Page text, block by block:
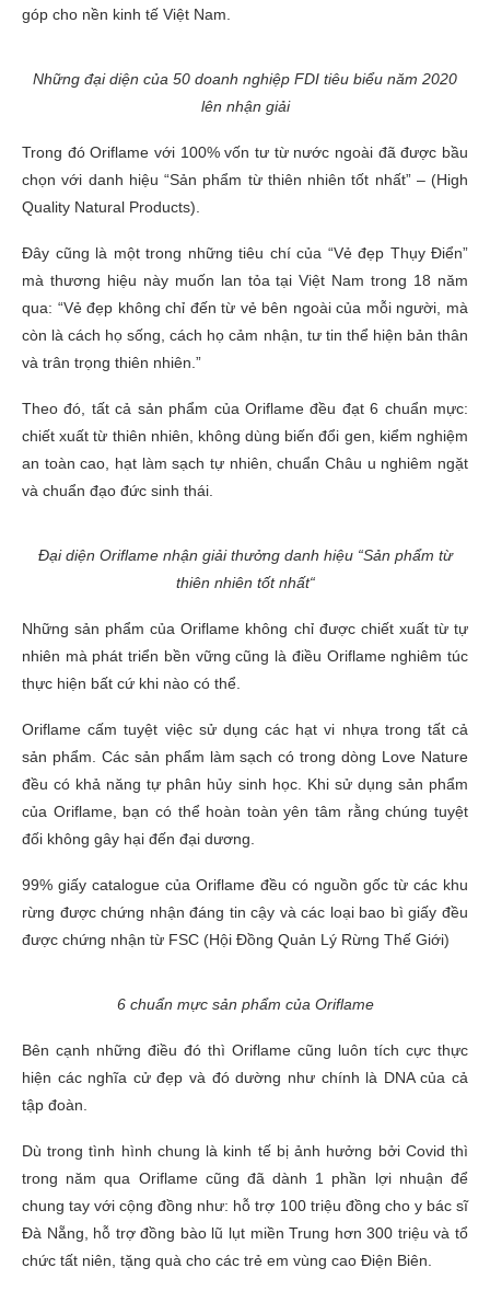
góp cho nền kinh tế Việt Nam.
Những đại diện của 50 doanh nghiệp FDI tiêu biểu năm 2020
lên nhận giải
Trong đó Oriflame với 100% vốn tư từ nước ngoài đã được bầu
chọn với danh hiệu “Sản phẩm từ thiên nhiên tốt nhất” – (High
Quality Natural Products).
Đây cũng là một trong những tiêu chí của “Vẻ đẹp Thụy Điển”
mà thương hiệu này muốn lan tỏa tại Việt Nam trong 18 năm
qua: “Vẻ đẹp không chỉ đến từ vẻ bên ngoài của mỗi người, mà
còn là cách họ sống, cách họ cảm nhận, tư tin thể hiện bản thân
và trân trọng thiên nhiên.”
Theo đó, tất cả sản phẩm của Oriflame đều đạt 6 chuẩn mực:
chiết xuất từ thiên nhiên, không dùng biến đổi gen, kiểm nghiệm
an toàn cao, hạt làm sạch tự nhiên, chuẩn Châu u nghiêm ngặt
và chuẩn đạo đức sinh thái.
Đại diện Oriflame nhận giải thưởng danh hiệu “Sản phẩm từ
thiên nhiên tốt nhất“
Những sản phẩm của Oriflame không chỉ được chiết xuất từ tự
nhiên mà phát triển bền vững cũng là điều Oriflame nghiêm túc
thực hiện bất cứ khi nào có thể.
Oriflame cấm tuyệt việc sử dụng các hạt vi nhựa trong tất cả
sản phẩm. Các sản phẩm làm sạch có trong dòng Love Nature
đều có khả năng tự phân hủy sinh học. Khi sử dụng sản phẩm
của Oriflame, bạn có thể hoàn toàn yên tâm rằng chúng tuyệt
đối không gây hại đến đại dương.
99% giấy catalogue của Oriflame đều có nguồn gốc từ các khu
rừng được chứng nhận đáng tin cậy và các loại bao bì giấy đều
được chứng nhận từ FSC (Hội Đồng Quản Lý Rừng Thế Giới)
6 chuẩn mực sản phẩm của Oriflame
Bên cạnh những điều đó thì Oriflame cũng luôn tích cực thực
hiện các nghĩa cử đẹp và đó dường như chính là DNA của cả
tập đoàn.
Dù trong tình hình chung là kinh tế bị ảnh hưởng bởi Covid thì
trong năm qua Oriflame cũng đã dành 1 phần lợi nhuận để
chung tay với cộng đồng như: hỗ trợ 100 triệu đồng cho y bác sĩ
Đà Nẵng, hỗ trợ đồng bào lũ lụt miền Trung hơn 300 triệu và tổ
chức tất niên, tặng quà cho các trẻ em vùng cao Điện Biên.